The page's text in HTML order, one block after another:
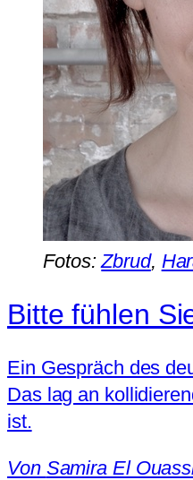
Fotos:Zbrud,
Bitte fühlen
Ein Gespräch des
Das lag an
ist.
Von Samira El